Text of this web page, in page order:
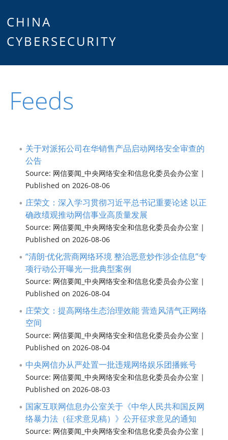
CHINA
CYBERSECURITY
Feeds
关于对派拓公司在华销售产品启动网络安全审查的
公告
Source: 网信要闻_中央网络安全和信息化委员会办公室
Published on 2026-08-06
庄荣文：深入学习贯彻习近平总书记重要论述 以正
确政绩观推动网信事业高质量发展
Source: 网信要闻_中央网络安全和信息化委员会办公室
Published on 2026-08-06
“清朗·优化营商网络环境 整治恶意炒作涉企信息”专
项行动公开曝光一批典型案例
Source: 网信要闻_中央网络安全和信息化委员会办公室
Published on 2026-08-04
庄荣文：提高网络生态治理效能 营造风清气正网络
空间
Source: 网信要闻_中央网络安全和信息化委员会办公室
Published on 2026-08-04
中央网信办从严处置一批违规网络娱乐团播账号
Source: 网信要闻_中央网络安全和信息化委员会办公室
Published on 2026-08-03
国家互联网信息办公室关于《中华人民共和国反网
络暴力法（征求意见稿）》公开征求意见的通知
Source: 网信要闻_中央网络安全和信息化委员会办公室